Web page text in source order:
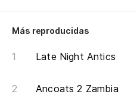
Más reproducidas
Late Night Antics
Ancoats 2 Zambia